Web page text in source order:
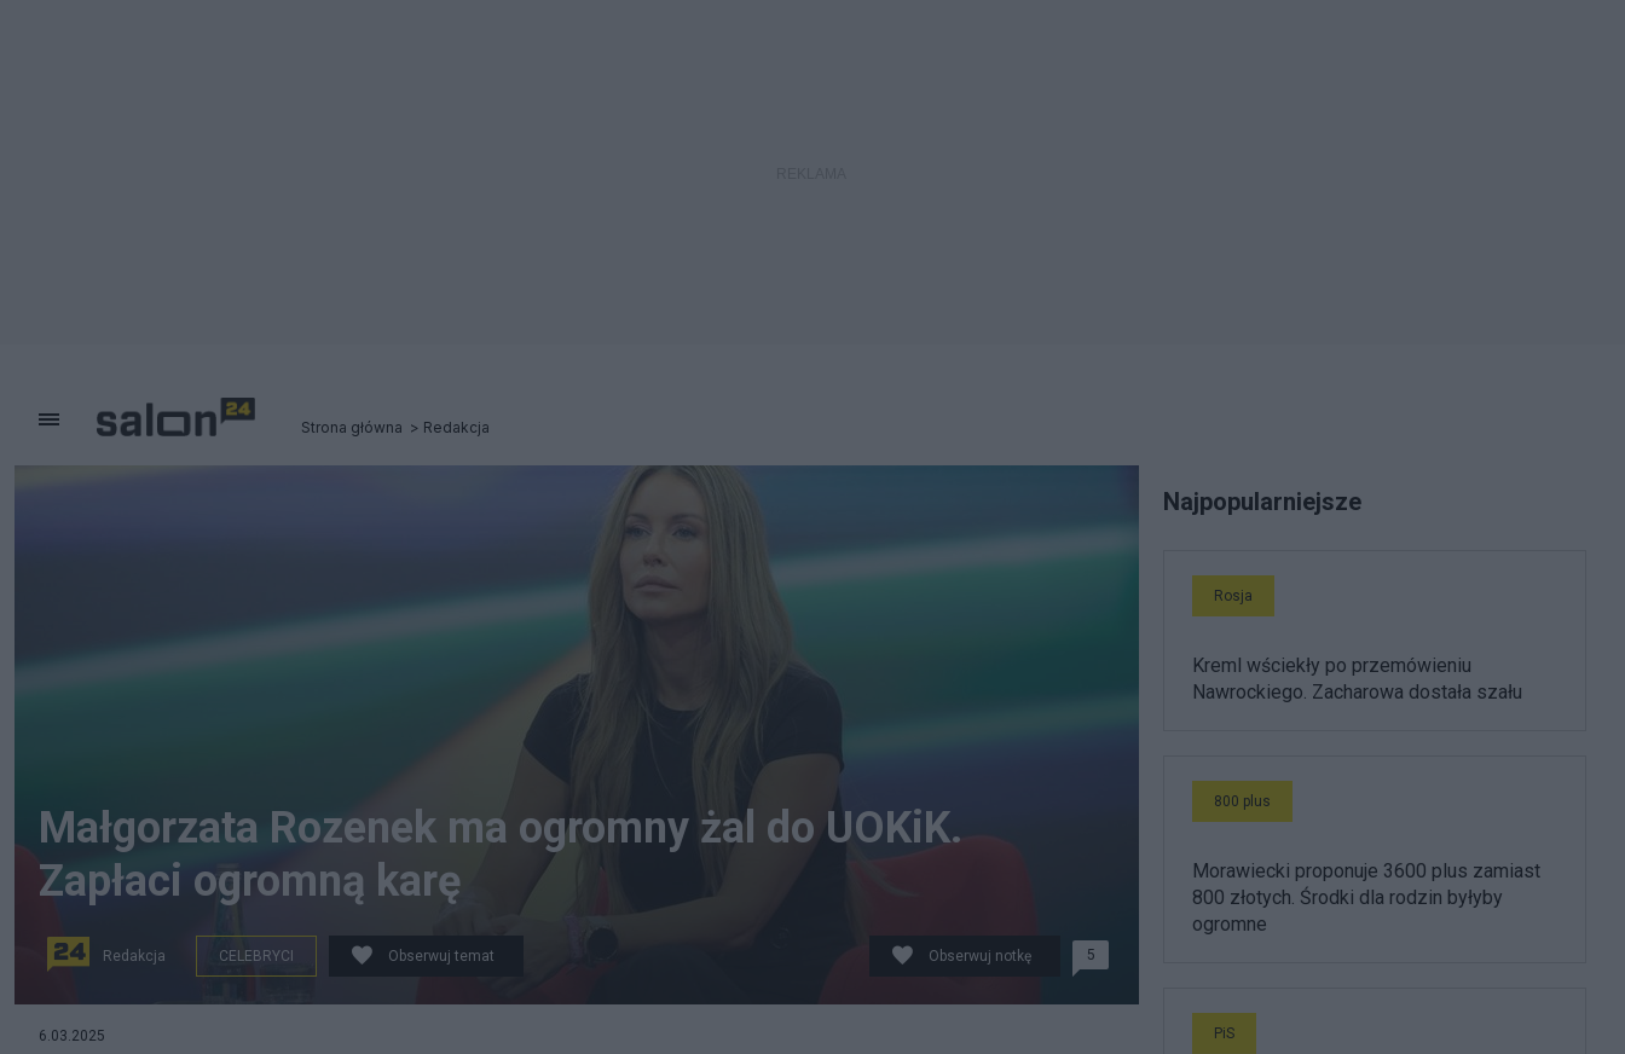
Strona główna Redakcja
Małgorzata Rozenek ma ogromny żal do UOKiK.
Zapłaci ogromną karę
Redakcja CELEBRYCI Obserwuj temat Obserwuj notkę 5
6.03.2025
Najpopularniejsze
Rosja
Kreml wściekły po przemówieniu
Nawrockiego. Zacharowa dostała szału
800 plus
Morawiecki proponuje 3600 plus zamiast
800 złotych. Środki dla rodzin byłyby
ogromne
PiS